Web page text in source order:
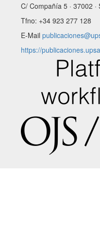
C/ Compañía 5 · 37002 ·
Tfno: +34 923 277 128
E-Mail
https://